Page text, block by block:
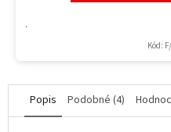
.
Kód:
Popis Podobné (4)